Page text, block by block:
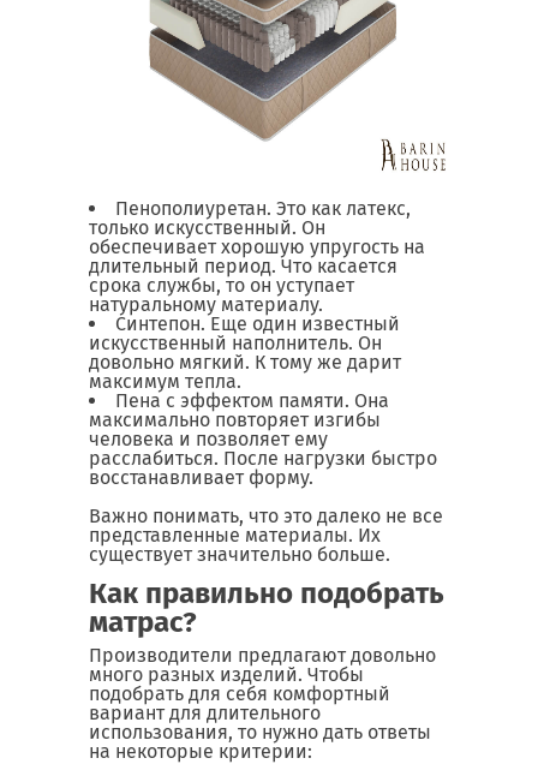
Пенополиуретан. Это как латекс,
только искусственный. Он
обеспечивает хорошую упругость на
длительный период. Что касается
срока службы, то он уступает
натуральному материалу.
Синтепон. Еще один известный
искусственный наполнитель. Он
довольно мягкий. К тому же дарит
максимум тепла.
Пена с эффектом памяти. Она
максимально повторяет изгибы
человека и позволяет ему
расслабиться. После нагрузки быстро
восстанавливает форму.
Важно понимать, что это далеко не все
представленные материалы. Их
существует значительно больше.
Как правильно подобрать
матрас?
Производители предлагают довольно
много разных изделий. Чтобы
подобрать для себя комфортный
вариант для длительного
использования, то нужно дать ответы
на некоторые критерии: